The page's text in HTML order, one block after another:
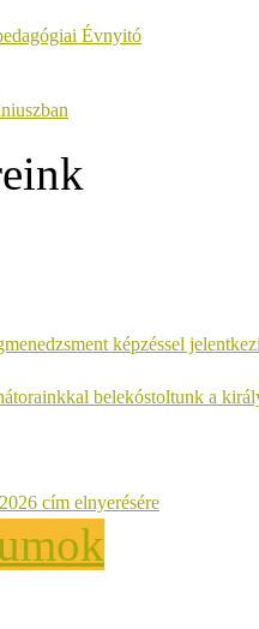
Évnyitó
képzéssel
belekóstoltunk a
cím elnyerésére